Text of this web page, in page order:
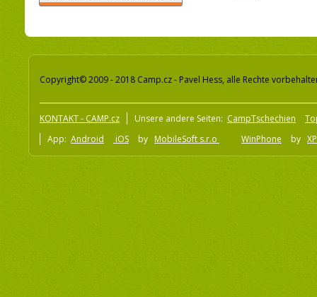
Copyright© 2009 - 2018 Camp.cz - Pavel Hess, alle Rechte
KONTAKT - CAMP.cz Unsere andere Seiten: CampTschechien
App: Android iOS by MobileSoft s.r.o WinPhone by